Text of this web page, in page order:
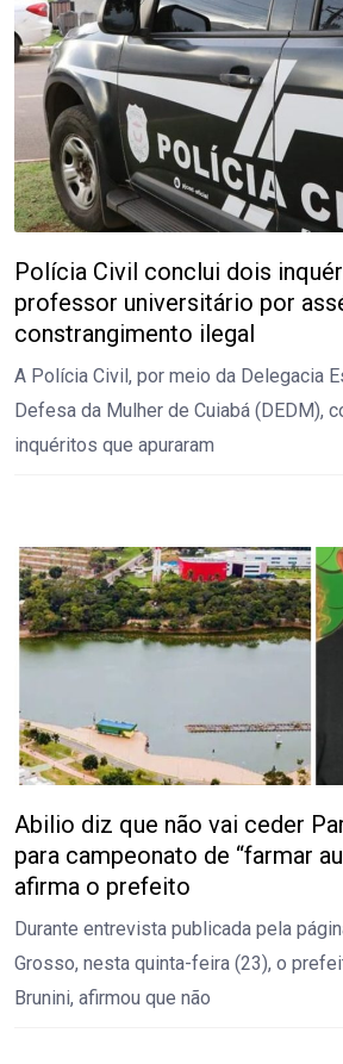
Polícia Civil conclui dois
professor universitário por
constrangimento ilegal
A Polícia Civil, por meio da Delegacia
Defesa da Mulher de Cuiabá (DEDM),
inquéritos que apuraram
Abilio diz que não vai ceder
para campeonato de “farmar
afirma o prefeito
Durante entrevista publicada pela
Grosso, nesta quinta-feira (23), o
Brunini, afirmou que não